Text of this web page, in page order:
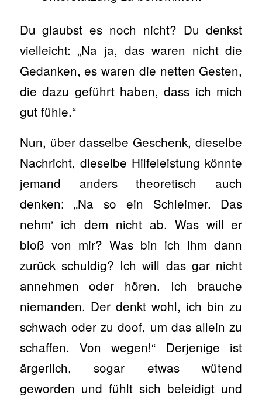
Du glaubst es noch nicht? Du denkst
vielleicht: „Na ja, das waren nicht die
Gedanken, es waren die netten Gesten,
die dazu geführt haben, dass ich mich
gut fühle.“
Nun, über dasselbe Geschenk, dieselbe
Nachricht, dieselbe Hilfeleistung könnte
jemand anders theoretisch auch
denken: „Na so ein Schleimer. Das
nehm‘ ich dem nicht ab. Was will er
bloß von mir? Was bin ich ihm dann
zurück schuldig? Ich will das gar nicht
annehmen oder hören. Ich brauche
niemanden. Der denkt wohl, ich bin zu
schwach oder zu doof, um das allein zu
schaffen. Von wegen!“ Derjenige ist
ärgerlich, sogar etwas wütend
geworden und fühlt sich beleidigt und